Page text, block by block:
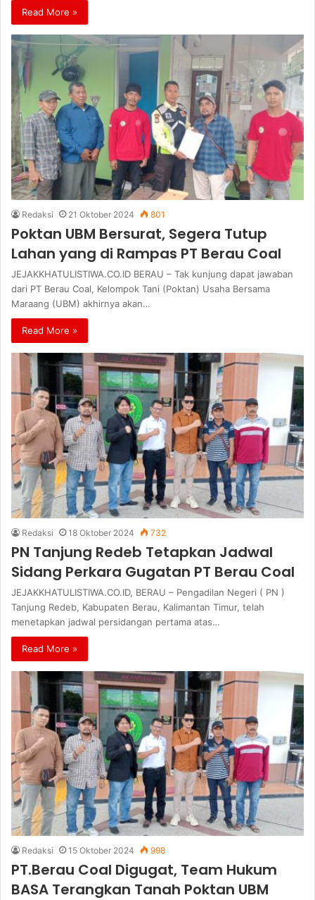
Read More »
Redaksi 21 Oktober 2024 801
Poktan UBM Bersurat, Segera Tutup
Lahan yang di Rampas PT Berau Coal
JEJAKKHATULISTIWA.CO.ID BERAU – Tak kunjung dapat jawaban
dari PT Berau Coal, Kelompok Tani (Poktan) Usaha Bersama
Maraang (UBM) akhirnya akan…
Read More »
Redaksi 18 Oktober 2024 732
PN Tanjung Redeb Tetapkan Jadwal
Sidang Perkara Gugatan PT Berau Coal
JEJAKKHATULISTIWA.CO.ID, BERAU – Pengadilan Negeri ( PN )
Tanjung Redeb, Kabupaten Berau, Kalimantan Timur, telah
menetapkan jadwal persidangan pertama atas…
Read More »
Redaksi 15 Oktober 2024 998
PT.Berau Coal Digugat, Team Hukum
BASA Terangkan Tanah Poktan UBM